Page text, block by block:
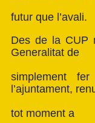
futur que l’avali.
Des de la CUP
Generalitat de
simplement
l’ajuntament,
tot moment a